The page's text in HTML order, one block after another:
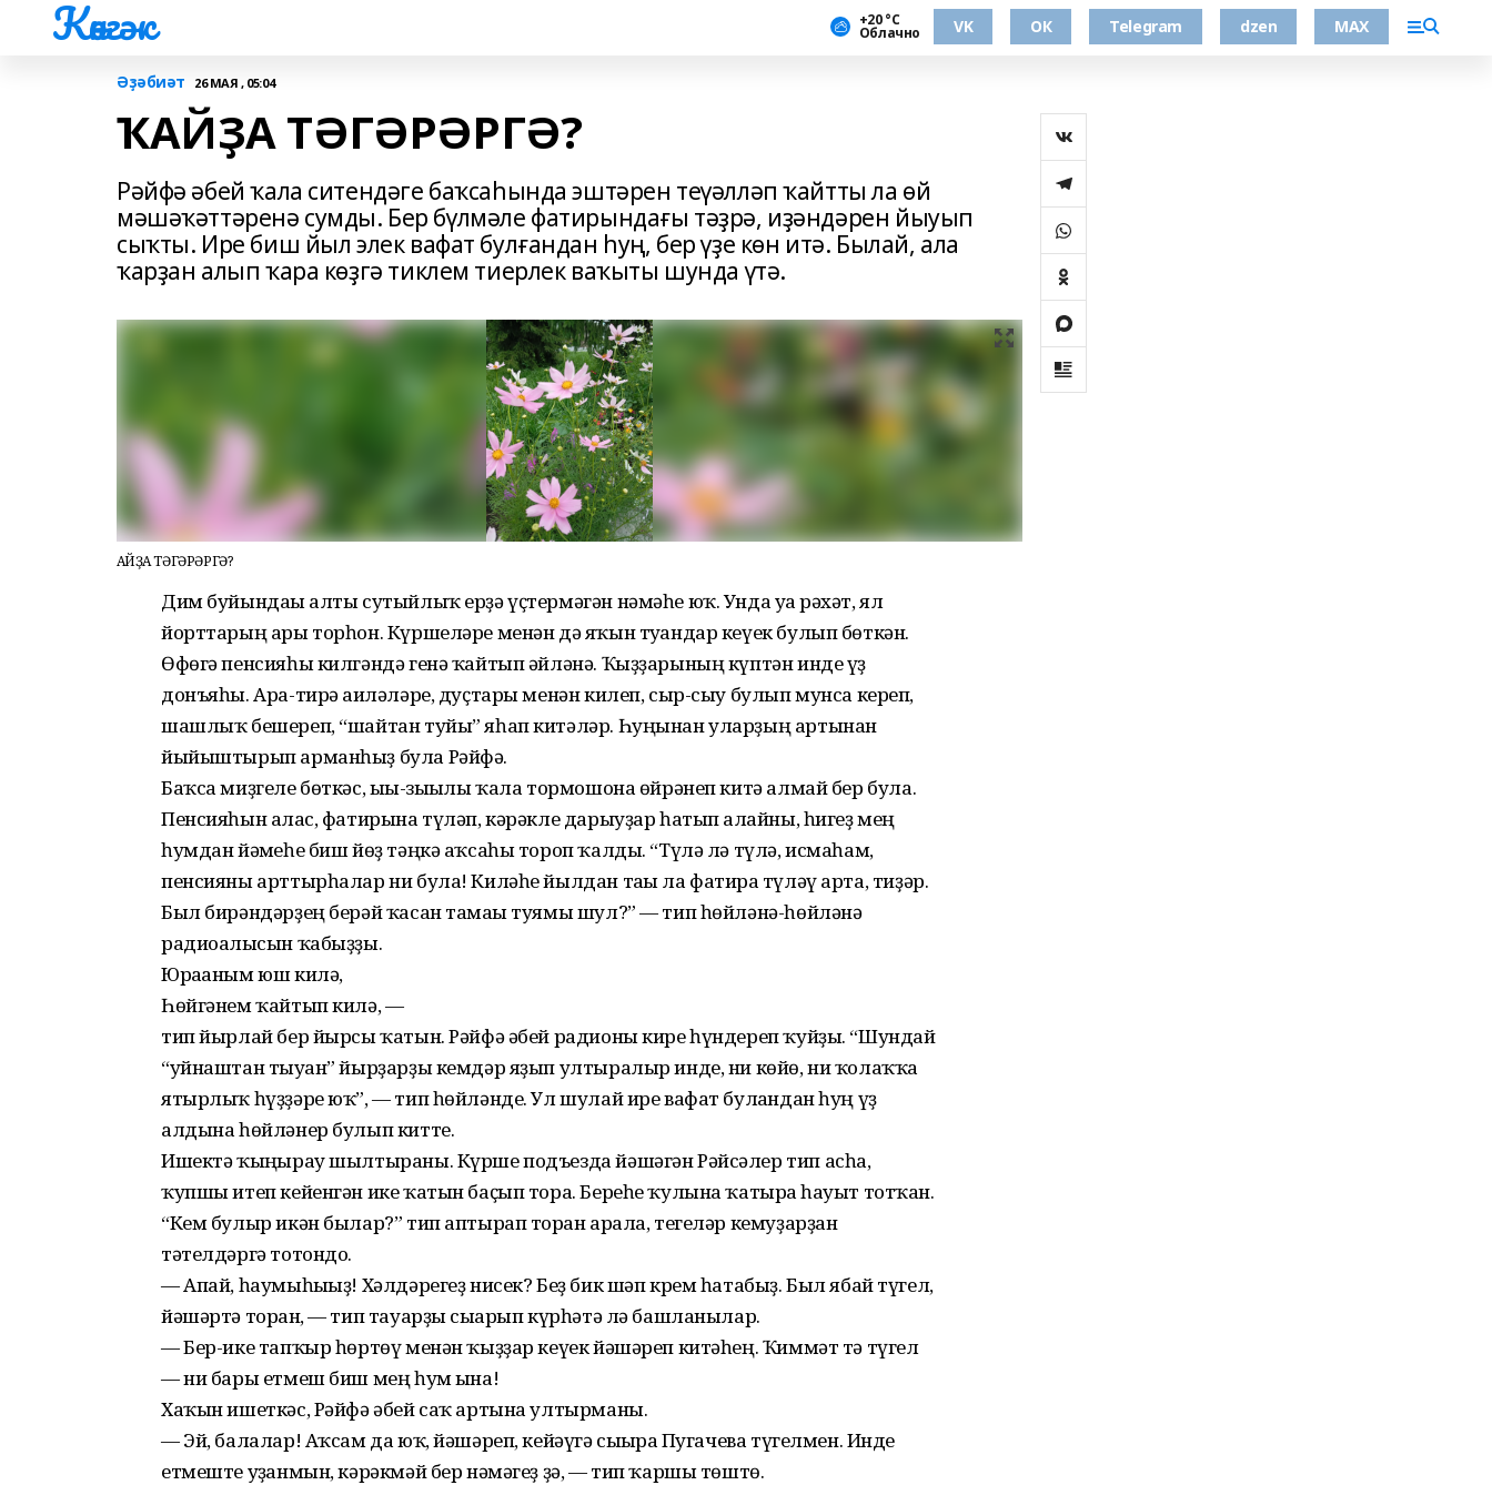
Көнгәк +20 °С
Облачно VK ОК Telegram dzen MAX
Әҙәбиәт 26 МАЯ , 05:04
ҠАЙҘА ТӘГӘРӘРГӘ?
Рәйфә әбей ҡала ситендәге баҡсаһында эштәрен теүәлләп ҡайтты ла өй
мәшәҡәттәренә сумды. Бер бүлмәле фатирындағы тәҙрә, иҙәндәрен йыуып
сыҡты. Ире биш йыл элек вафат булғандан һуң, бер үҙе көн итә. Былай, ала
ҡарҙан алып ҡара көҙгә тиклем тиерлек ваҡыты шунда үтә.
ҠАЙҘА ТӘГӘРӘРГӘ?
Дим буйындағы алты сутыйлыҡ ерҙә үҫтермәгән нәмәһе юҡ. Унда уға рәхәт, ял
йорттарың ары торһон. Күршеләре менән дә яҡын туғандар кеүек булып бөткән.
Өфөгә пенсияһы килгәндә генә ҡайтып әйләнә. Ҡыҙҙарының күптән инде үҙ
донъяһы. Ара-тирә ғаиләләре, дуҫтары менән килеп, сыр-сыу булып мунса кереп,
шашлыҡ бешереп, “шайтан туйы” яһап китәләр. Һуңынан уларҙың артынан
йыйыштырып арманһыҙ була Рәйфә.
Баҡса миҙгеле бөткәс, ығы-зығылы ҡала тормошона өйрәнеп китә алмай бер була.
Пенсияһын алғас, фатирына түләп, кәрәкле дарыуҙар һатып алғайны, һигеҙ мең
һумдан йәмғеһе биш йөҙ тәңкә аҡсаһы тороп ҡалды. “Түлә лә түлә, исмаһам,
пенсияны арттырһалар ни була! Киләһе йылдан тағы ла фатирға түләү арта, тиҙәр.
Был бирәндәрҙең берәй ҡасан тамағы туямы шул?” — тип һөйләнә-һөйләнә
радиоалғысын ҡабыҙҙы.
Юрағаным юш килә,
Һөйгәнем ҡайтып килә, —
тип йырлай бер йырсы ҡатын. Рәйфә әбей радионы кире һүндереп ҡуйҙы. “Шундай
“уйнаштан тыуған” йырҙарҙы кемдәр яҙып ултыралыр инде, ни көйө, ни ҡолаҡҡа
ятырлыҡ һүҙҙәре юҡ”, — тип һөйләнде. Ул шулай ире вафат булғандан һуң үҙ
алдына һөйләнер булып китте.
Ишектә ҡыңғырау шылтыраны. Күрше подъезда йәшәгән Рәйсәлер тип асһа,
ҡупшы итеп кейенгән ике ҡатын баҫып тора. Береһе ҡулына ҡатырға һауыт тотҡан.
“Кем булыр икән былар?” тип аптырап торған арала, тегеләр кемуҙарҙан
тәтелдәргә тотондо.
— Апай, һаумыһығыҙ! Хәлдәрегеҙ нисек? Беҙ бик шәп крем һатабыҙ. Был ябай түгел,
йәшәртә торған, — тип тауарҙы сығарып күрһәтә лә башланылар.
— Бер-ике тапҡыр һөртөү менән ҡыҙҙар кеүек йәшәреп китәһең. Ҡиммәт тә түгел
— ни бары етмеш биш мең һум ғына!
Хаҡын ишеткәс, Рәйфә әбей саҡ артына ултырманы.
— Эй, балалар! Аҡсам да юҡ, йәшәреп, кейәүгә сығырға Пугачева түгелмен. Инде
етмеште уҙғанмын, кәрәкмәй бер нәмәгеҙ ҙә, — тип ҡаршы төштө.